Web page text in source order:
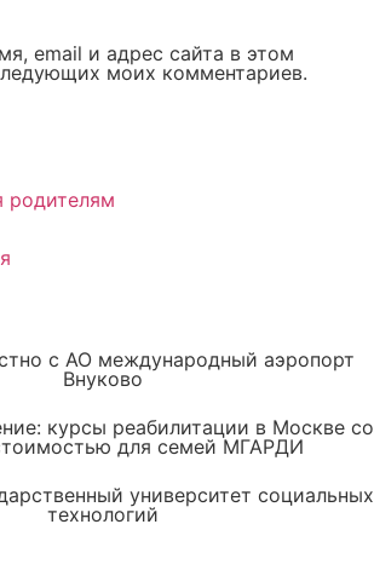
email и адрес сайта в этом
моих комментариев.
родителям
с АО международный аэропорт
Внуково
курсы реабилитации в Москве со
для семей МГАРДИ
университет социальных
технологий